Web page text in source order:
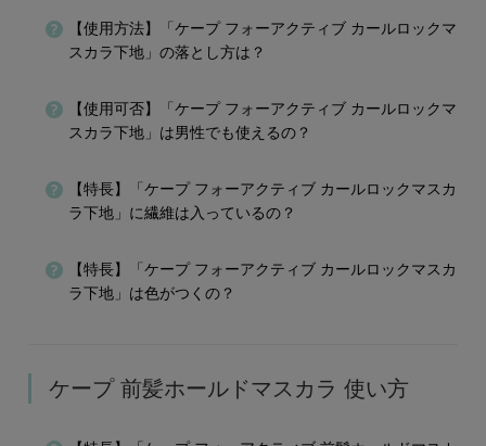
【使用方法】「ケープ フォーアクティブ カールロックマ
スカラ下地」の落とし方は？
【使用可否】「ケープ フォーアクティブ カールロックマ
スカラ下地」は男性でも使えるの？
【特長】「ケープ フォーアクティブ カールロックマスカ
ラ下地」に繊維は入っているの？
【特長】「ケープ フォーアクティブ カールロックマスカ
ラ下地」は色がつくの？
ケープ 前髪ホールドマスカラ 使い方